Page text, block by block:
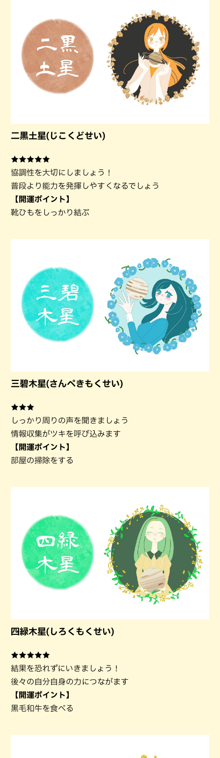
二黒土星(じこくどせい)
★★★★★
協調性を大切にしましょう！
普段より能力を発揮しやすくなるでしょう
【開運ポイント】
靴ひもをしっかり結ぶ
三碧木星(さんぺきもくせい)
★★★
しっかり周りの声を聞きましょう
情報収集がツキを呼び込みます
【開運ポイント】
部屋の掃除をする
四緑木星(しろくもくせい)
★★★★★
結果を恐れずにいきましょう！
後々の自分自身の力につながます
【開運ポイント】
黒毛和牛を食べる